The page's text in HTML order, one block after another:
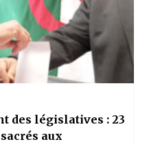
des législatives : 23
aux